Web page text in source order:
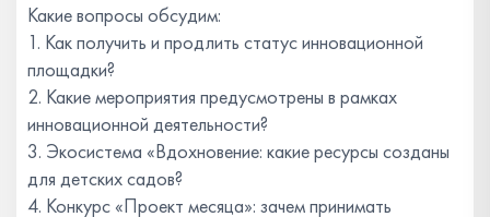
Какие вопросы обсудим:
1. Как получить и продлить статус инновационной
площадки?
2. Какие мероприятия предусмотрены в рамках
инновационной деятельности?
3. Экосистема «Вдохновение: какие ресурсы созданы
для детских садов?
4. Конкурс «Проект месяца»: зачем принимать